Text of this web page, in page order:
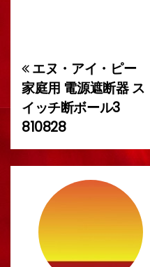
投
稿
ナ
ビ
ー
シ
エヌ・アイ・ピー
家庭用 電源遮断器 ス
イッチ断ボール3
810828